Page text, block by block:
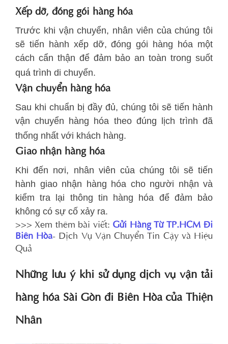
Xếp dỡ, đóng gói hàng hóa
Trước khi vận chuyển, nhân viên của chúng tôi
sẽ tiến hành xếp dỡ, đóng gói hàng hóa một
cách cẩn thận để đảm bảo an toàn trong suốt
quá trình di chuyển.
Vận chuyển hàng hóa
Sau khi chuẩn bị đầy đủ, chúng tôi sẽ tiến hành
vận chuyển hàng hóa theo đúng lịch trình đã
thống nhất với khách hàng.
Giao nhận hàng hóa
Khi đến nơi, nhân viên của chúng tôi sẽ tiến
hành giao nhận hàng hóa cho người nhận và
kiểm tra lại thông tin hàng hóa để đảm bảo
không có sự cố xảy ra.
>>> Xem thêm bài viết: Gửi Hàng Từ TP.HCM Đi
Biên Hòa- Dịch Vụ Vận Chuyển Tin Cậy và Hiệu
Quả
Những lưu ý khi sử dụng dịch vụ vận tải
hàng hóa Sài Gòn đi Biên Hòa của Thiện
Nhân